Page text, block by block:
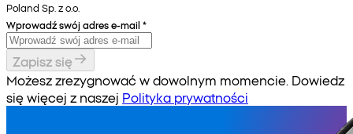
Poland Sp. z o.o.
Wprowadź swój adres e-mail *
Zapisz się
Możesz zrezygnować w dowolnym momencie. Dowiedz
się więcej z naszej Polityka prywatności